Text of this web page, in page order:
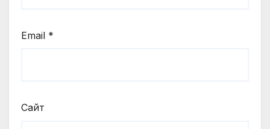
Email *
Сайт